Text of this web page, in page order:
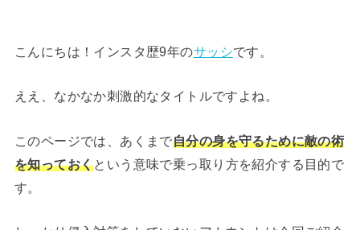
こんにちは！インスタ歴9年のサッシです。
ええ、なかなか刺激的なタイトルですよね。
このページでは、あくまで自分の身を守るために敵の術
を知っておくという意味で乗っ取り方を紹介する目的で
す。